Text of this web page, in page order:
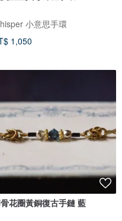
小意思手環
1,050
花圈黃銅復古手鏈 藍